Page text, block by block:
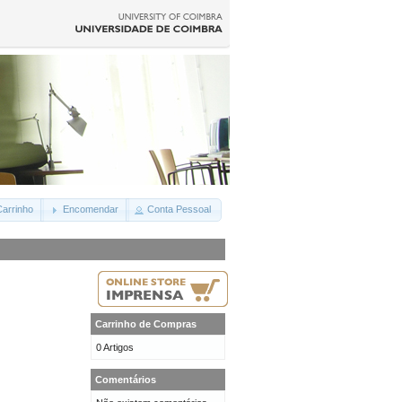
Encomendar Conta Pessoal
Carrinho de Compras
0 Artigos
Comentários